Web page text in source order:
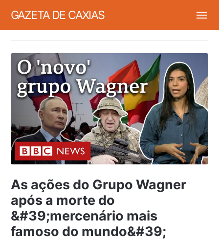
GAZETA DE CAXIAS
As ações do Grupo Wagner
após a morte do
&#39;mercenário mais
famoso do mundo&#39;